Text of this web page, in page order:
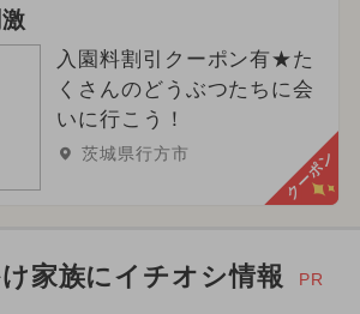
ベント
イベント
イベント
ベント
入園料割引クーポン有★た
くさんのどうぶつたちに会
いに行こう！
茨城県行方市 クーポン
家族にイチオシ情報 PR